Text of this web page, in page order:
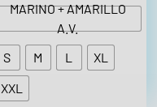
5
T
5
6
MARINO + AMARILLO
A.V.
S
M L
XL
XXL